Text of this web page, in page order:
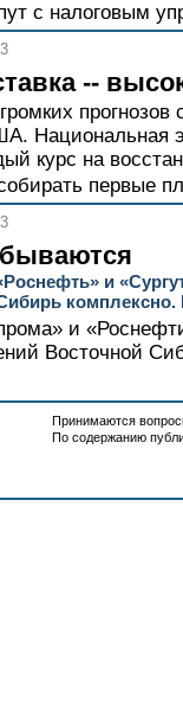
с налоговым
--
Национальная
курс на
первые
и
и
Восточной
Принимаются
По содержанию